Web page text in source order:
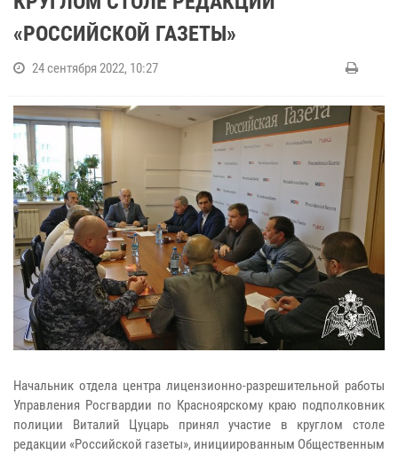
«РОССИЙСКОЙ ГАЗЕТЫ»
24 сентября 2022, 10:27
Начальник отдела центра лицензионно-разрешительной работы
Управления Росгвардии по Красноярскому краю подполковник
полиции Виталий Цуцарь принял участие в круглом столе
редакции «Российской газеты», инициированным Общественным